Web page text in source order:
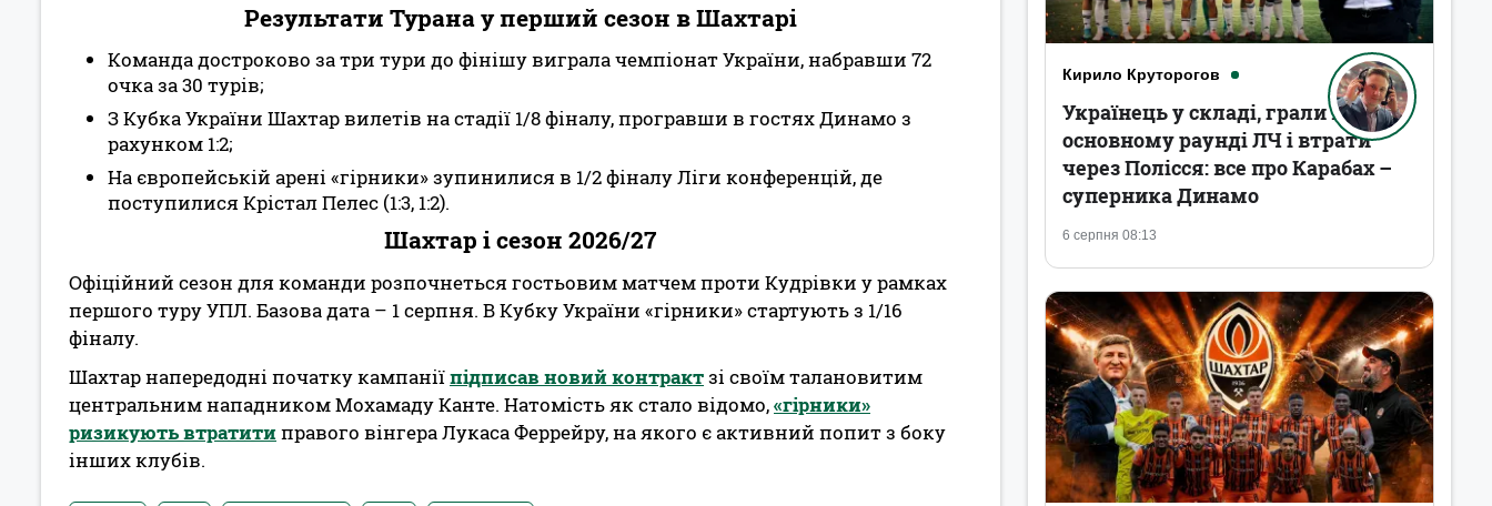
Результати Турана у перший сезон в Шахтарі
Команда достроково за три тури до фінішу виграла чемпіонат України, набравши 72
очка за 30 турів;
З Кубка України Шахтар вилетів на стадії 1/8 фіналу, програвши в гостях Динамо з
рахунком 1:2;
На європейській арені «гірники» зупинилися в 1/2 фіналу Ліги конференцій, де
поступилися Крістал Пелес (1:3, 1:2).
Шахтар і сезон 2026/27
Офіційний сезон для команди розпочнеться гостьовим матчем проти Кудрівки у рамках
першого туру УПЛ. Базова дата – 1 серпня. В Кубку України «гірники» стартують з 1/16
фіналу.
Шахтар напередодні початку кампаніїпідписав новий контрактзі своїм талановитим
центральним нападником Мохамаду Канте. Натомість як стало відомо,«гірники»
ризикують втратитиправого вінгера Лукаса Феррейру, на якого є активний попит з боку
інших клубів.
Кирило Круторогов
6 серпня 08:13
Українець у складі, грали в
основному раунді ЛЧ і втрати
через Полісся: все про Карабах –
суперника Динамо